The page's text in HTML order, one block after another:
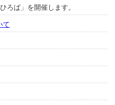
ろば」を開催します。
て